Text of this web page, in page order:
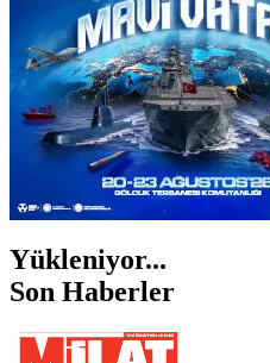
Yükleniyor...
Son Haberler